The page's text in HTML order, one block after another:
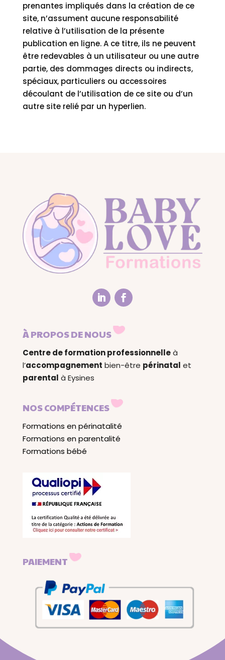
prenantes impliqués dans la création de ce
site, n’assument aucune responsabilité
relative à l’utilisation de la présente
publication en ligne. A ce titre, ils ne peuvent
être redevables à un utilisateur ou une autre
partie, des dommages directs ou indirects,
spéciaux, particuliers ou accessoires
découlant de l’utilisation de ce site ou d’un
autre site relié par un hyperlien.
À PROPOS DE NOUS
Centre de formation professionnelleà
l’accompagnement bien-être périnatal et
parental à Eysines
NOS COMPÉTENCES
Formations en périnatalité
Formations en parentalité
Formations bébé
PAIEMENT